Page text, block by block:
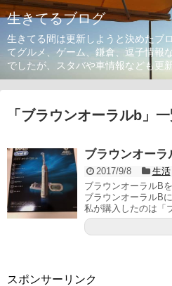
生きてるブログ
生きてる間は更新しようと決めたブ
てグルメ、ゲーム、鎌倉、逗子情報
でしたが、スタバや車情報なども更
「 ブラウンオーラルb 」
ブラウンオーラ
2017/9/8
生活
ブラウンオーラルB
ブラウンオーラルB
私が購入したのは「
スポンサーリンク